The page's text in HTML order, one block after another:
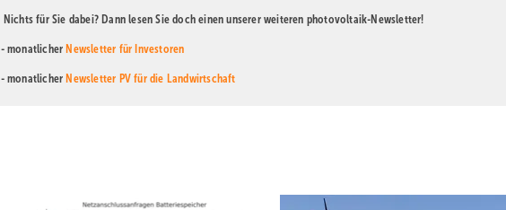
Nichts für Sie dabei? Dann lesen Sie doch einen unserer weiteren photovoltaik-Newsletter!
- monatlicher Newsletter für Investoren
- monatlicher Newsletter PV für die Landwirtschaft